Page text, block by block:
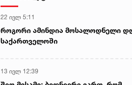
სასამართლო პროცესი,
სავარაუდოდ, დღეს
22 ივლ 5:11
როგორი ამინდია მოსალოდნელი
საქართველოში
13 ივლ 12:39